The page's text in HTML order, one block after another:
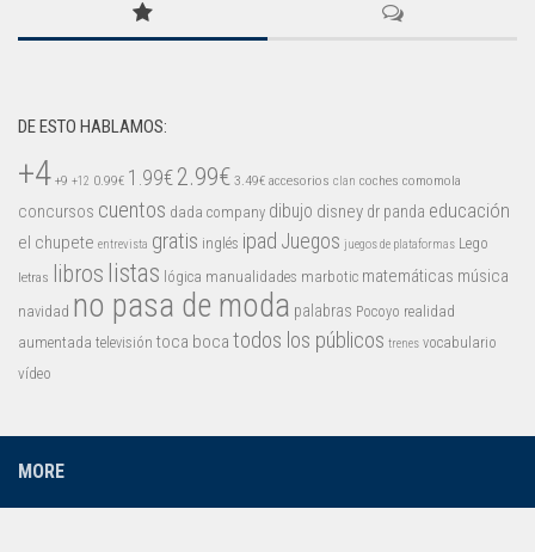
Mysticmono
Sago Sago
Toca Boca
DE ESTO HABLAMOS:
+4 +9 +12 0.99€ 1.99€ 2.99€ 3.49€ accesorios clan coches comomola
concursos cuentos dada company dibujo disney dr panda educación
el chupete entrevista gratis inglés ipad Juegos juegos de plataformas Lego
letras libros listas lógica manualidades marbotic matemáticas música
navidad no pasa de moda palabras Pocoyo realidad
aumentada televisión toca boca todos los públicos trenes vocabulario
vídeo
MORE